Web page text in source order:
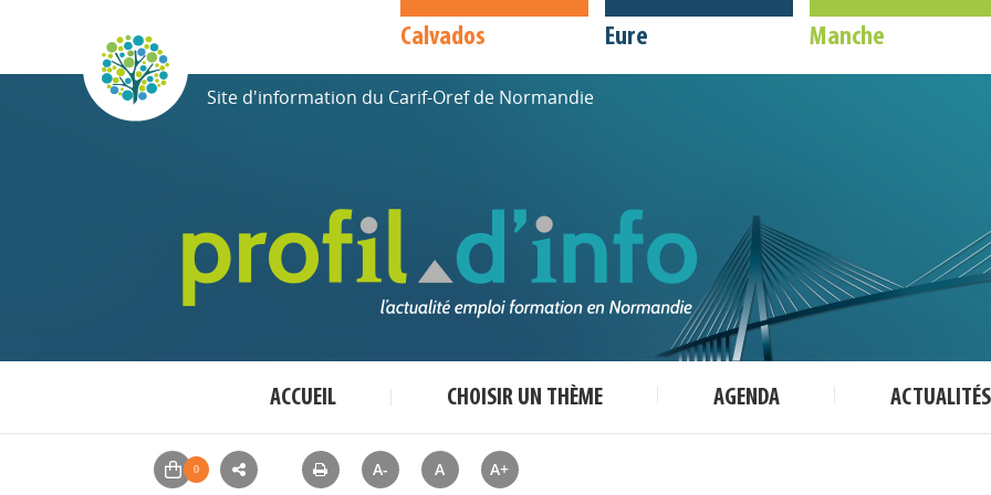
Calvados Eure Manche
Site d'information du Carif-Oref de Normandie
ACCUEIL CHOISIR UN THÈME AGENDA ACTUALITÉS
A- A A+